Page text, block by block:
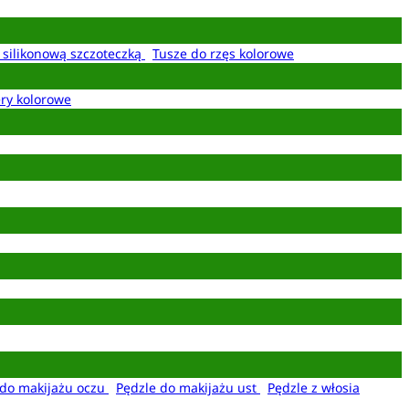
szczoteczką Tusze do rzęs kolorowe
kolorowe
makijażu oczu Pędzle do makijażu ust Pędzle z włosia